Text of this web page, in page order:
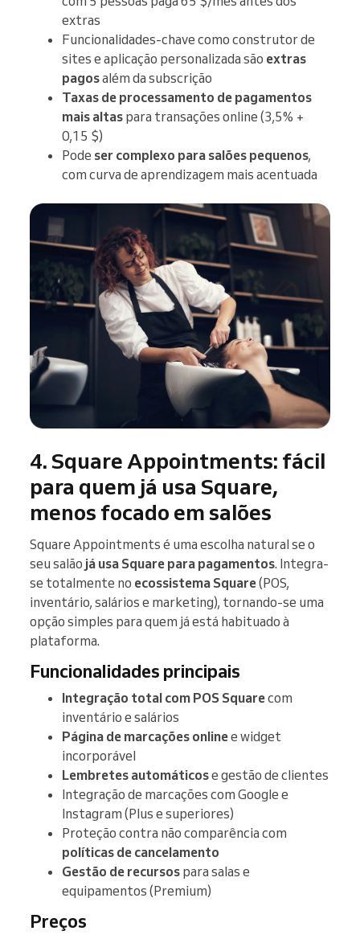
extras
Funcionalidades-chave como construtor de
sites e aplicação personalizada são extras
pagosalém da subscrição
Taxas de processamento de pagamentos
mais altas para transações online (3,5% +
0,15 $)
Pode ser complexo para salões pequenos,
com curva de aprendizagem mais acentuada
4. Square Appointments: fácil
para quem já usa Square,
menos focado em salões
Square Appointments é uma escolha natural se o
seu salão já usa Square para pagamentos. Integra-
se totalmente no ecossistema Square(POS,
inventário, salários e marketing), tornando-se uma
opção simples para quem já está habituado à
plataforma.
Funcionalidades principais
Integração total com POS Squarecom
inventário e salários
Página de marcações onlinee widget
incorporável
Lembretes automáticose gestão de clientes
Integração de marcações com Google e
Instagram (Plus e superiores)
Proteção contra não comparência com
políticas de cancelamento
Gestão de recursos para salas e
equipamentos (Premium)
Preços